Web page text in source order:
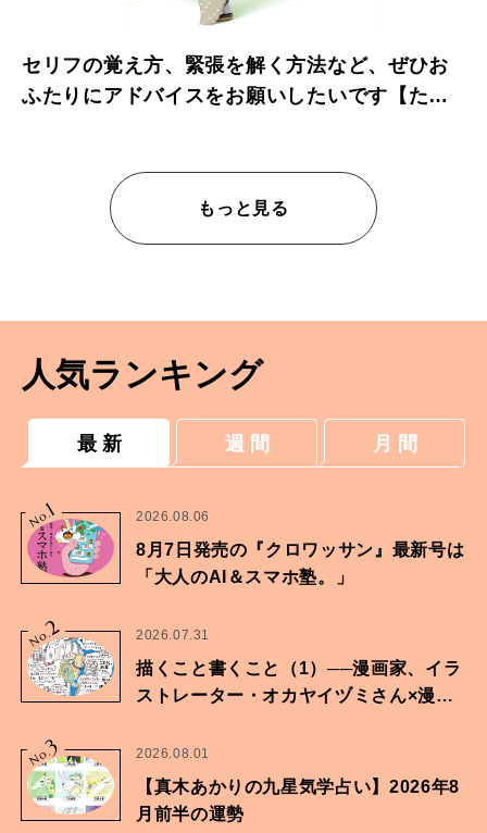
セリフの覚え方、緊張を解く方法など、ぜひお
ふたりにアドバイスをお願いしたいです【たい
もっと見る
人気ランキング
最 新 週 間 月 間
No.
1 2026.08.06
8月7日発売の『クロワッサン』最新号は
「大人のAI＆スマホ塾。」
No.2 2026.07.31
描くこと書くこと（1）──漫画家、イラ
ストレーター・オカヤイヅミさん×漫画
No.
3 2026.08.01
【真木あかりの九星気学占い】2026年8
月前半の運勢